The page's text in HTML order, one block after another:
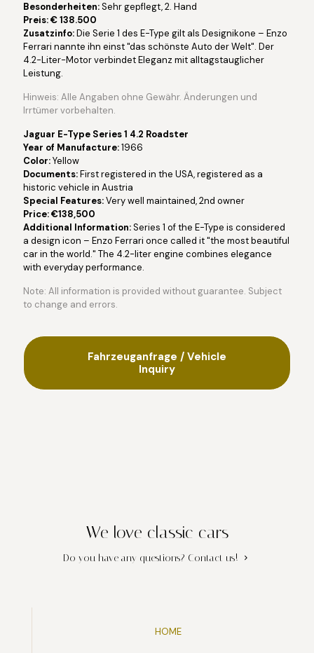
Besonderheiten:Sehr gepflegt, 2. Hand
Preis: € 138.500
Zusatzinfo:Die Serie 1 des E-Type gilt als Designikone – Enzo
Ferrari nannte ihn einst "das schönste Auto der Welt". Der
4.2-Liter-Motor verbindet Eleganz mit alltagstauglicher
Leistung.
Hinweis: Alle Angaben ohne Gewähr. Änderungen und
Irrtümer vorbehalten.
Jaguar E-Type Series 1 4.2 Roadster
Year of Manufacture:1966
Color:Yellow
Documents:First registered in the USA, registered as a
historic vehicle in Austria
Special Features:Very well maintained, 2nd owner
Price: €138,500
Additional Information:Series 1 of the E-Type is considered
a design icon – Enzo Ferrari once called it "the most beautiful
car in the world." The 4.2-liter engine combines elegance
with everyday performance.
Note: All information is provided without guarantee. Subject
to change and errors.
Fahrzeuganfrage / Vehicle
Inquiry
We love classic cars
Do you have any questions? Contact us!
HOME